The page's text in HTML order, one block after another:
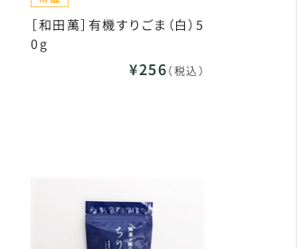
［和田萬］有機すりごま（白）5
0g
¥256（税込）